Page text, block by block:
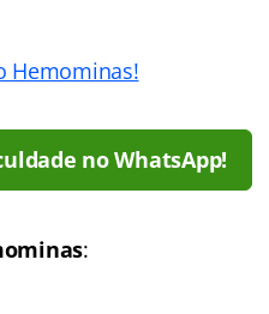
Hemominas!
no WhatsApp!
: